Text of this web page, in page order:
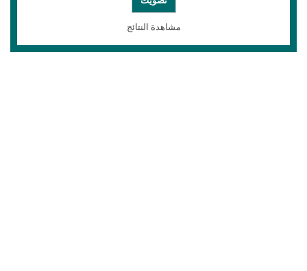
مشاهدة النتائج